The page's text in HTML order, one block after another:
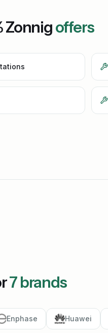
Zonnigoffers
7brands
Enphase Huawei